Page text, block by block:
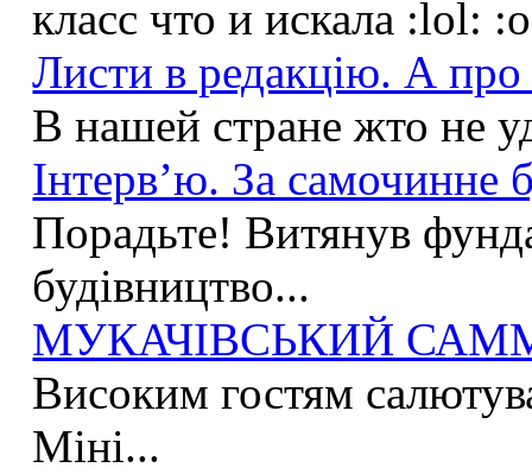
класс что и искала :lol:
Листи в редакцію. А
В нашей стране жто не
Інтерв’ю. За самочинне
Порадьте! Витянув
будівництво...
МУКАЧІВСЬКИЙ
Високим гостям
Міні...